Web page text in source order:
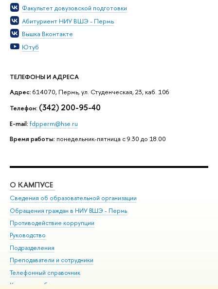
Факультет довузовской подготовки
Абитуриент НИУ ВШЭ - Пермь
Вышка Вконтакте
Ютуб
ТЕЛЕФОНЫ И АДРЕСА
Адрес: 614070, Пермь, ул. Студенческая, 23, каб. 106
Телефон: (342) 200-95-40
Е-mail: fdpperm@hse.ru
Время работы: понедельник-пятница с 9.30 до 18.00
О КАМПУСЕ
Сведения об образовательной организации
Обращения граждан в НИУ ВШЭ - Пермь
Противодействие коррупции
Руководство
Подразделения
Преподаватели и сотрудники
Телефонный справочник
Корпуса и общежития